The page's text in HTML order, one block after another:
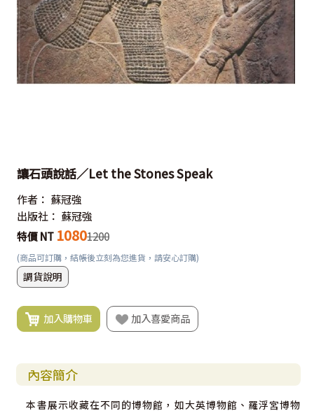
讓石頭說話／Let the Stones Speak
作者： 蘇冠強
出版社： 蘇冠強
特價 NT 10801200
(商品可訂購，結帳後立刻為您進貨，請安心訂購)
調貨說明
加入購物車 加入喜愛商品
內容簡介
本書展示收藏在不同的博物館，如大英博物館、羅浮宮博物